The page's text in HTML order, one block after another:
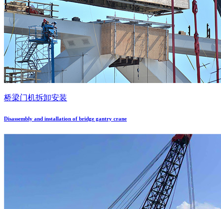
桥梁门机拆卸安装
Disassembly and installation of bridge gantry crane